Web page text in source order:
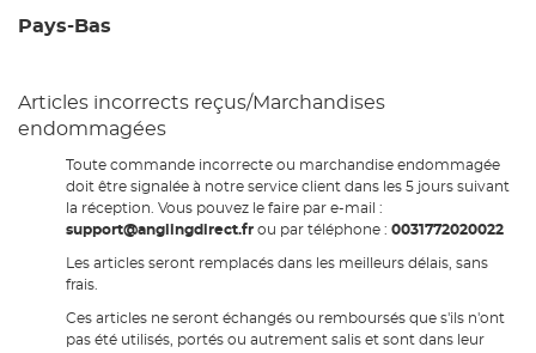
Pays-Bas
Articles incorrects reçus/Marchandises
endommagées
Toute commande incorrecte ou marchandise endommagée
doit être signalée à notre service client dans les 5 jours suivant
la réception. Vous pouvez le faire par e-mail :
support@anglingdirect.fr ou par téléphone : 0031772020022
Les articles seront remplacés dans les meilleurs délais, sans
frais.
Ces articles ne seront échangés ou remboursés que s'ils n'ont
pas été utilisés, portés ou autrement salis et sont dans leur